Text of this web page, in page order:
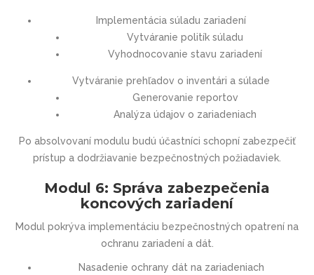
Implementácia súladu zariadení
Vytváranie politík súladu
Vyhodnocovanie stavu zariadení
Vytváranie prehľadov o inventári a súlade
Generovanie reportov
Analýza údajov o zariadeniach
Po absolvovaní modulu budú účastníci schopní zabezpečiť
prístup a dodržiavanie bezpečnostných požiadaviek.
Modul 6: Správa zabezpečenia
koncových zariadení
Modul pokrýva implementáciu bezpečnostných opatrení na
ochranu zariadení a dát.
Nasadenie ochrany dát na zariadeniach